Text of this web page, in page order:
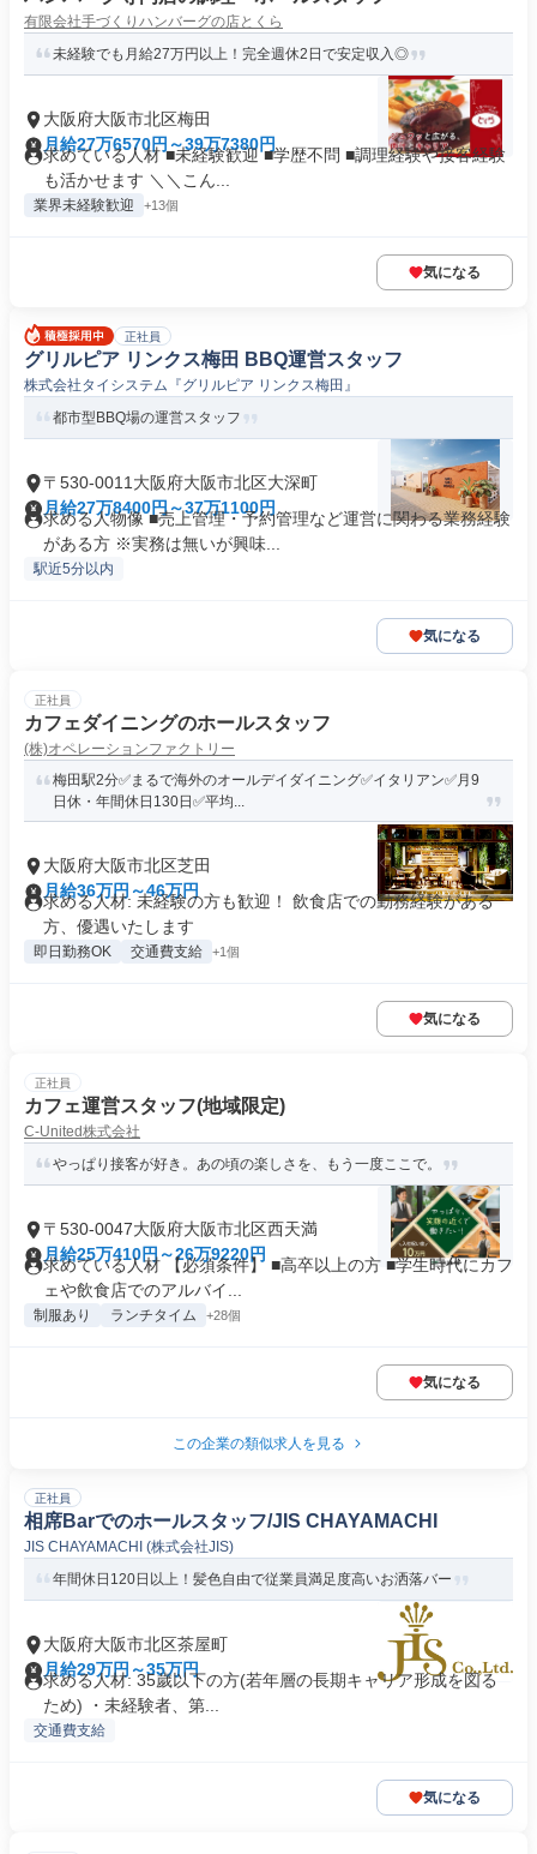
有限会社手づくりハンバーグの店とくら
未経験でも月給27万円以上！完全週休2日で安定収入◎
大阪府大阪市北区梅田
月給27万6570円～39万7380円
求めている人材 ■未経験歓迎 ■学歴不問 ■調理経験や接客経験
も活かせます ＼＼こん...
業界未経験歓迎 +13個
気になる
正社員
グリルピア リンクス梅田 BBQ運営スタッフ
株式会社タイシステム『グリルピア リンクス梅田』
都市型BBQ場の運営スタッフ
〒530-0011大阪府大阪市北区大深町
月給27万8400円～37万1100円
求める人物像 ■売上管理・予約管理など運営に関わる業務経験
がある方 ※実務は無いが興味...
駅近5分以内
気になる
正社員
カフェダイニングのホールスタッフ
(株)オペレーションファクトリー
梅田駅2分✅まるで海外のオールデイダイニング✅イタリアン✅月9
日休・年間休日130日✅平均...
大阪府大阪市北区芝田
月給36万円～46万円
求める人材: 未経験の方も歓迎！ 飲食店での勤務経験がある
方、優遇いたします
即日勤務OK 交通費支給 +1個
気になる
正社員
カフェ運営スタッフ(地域限定)
C-United株式会社
やっぱり接客が好き。あの頃の楽しさを、もう一度ここで。
〒530-0047大阪府大阪市北区西天満
月給25万410円～26万9220円
求めている人材 【必須条件】 ■高卒以上の方 ■学生時代にカフ
ェや飲食店でのアルバイ...
制服あり ランチタイム +28個
気になる
この企業の類似求人を見る
正社員
相席Barでのホールスタッフ/JIS CHAYAMACHI
JIS CHAYAMACHI (株式会社JIS)
年間休日120日以上！髪色自由で従業員満足度高いお洒落バー
大阪府大阪市北区茶屋町
月給29万円～35万円
求める人材: 35歲以下の方(若年層の長期キャリア形成を図る
ため) ・未経験者、第...
交通費支給
気になる